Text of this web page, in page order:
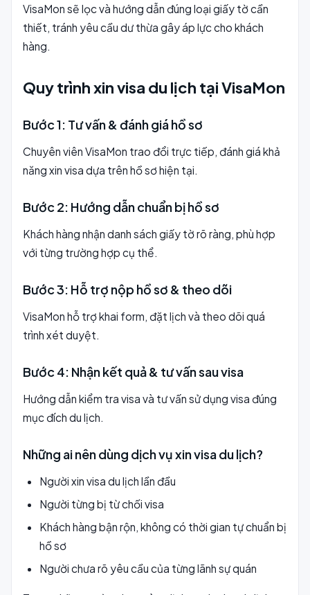
VisaMon sẽ lọc và hướng dẫn đúng loại giấy tờ cần
thiết, tránh yêu cầu dư thừa gây áp lực cho khách
hàng.
Quy trình xin visa du lịch tại VisaMon
Bước 1: Tư vấn & đánh giá hồ sơ
Chuyên viên VisaMon trao đổi trực tiếp, đánh giá khả
năng xin visa dựa trên hồ sơ hiện tại.
Bước 2: Hướng dẫn chuẩn bị hồ sơ
Khách hàng nhận danh sách giấy tờ rõ ràng, phù hợp
với từng trường hợp cụ thể.
Bước 3: Hỗ trợ nộp hồ sơ & theo dõi
VisaMon hỗ trợ khai form, đặt lịch và theo dõi quá
trình xét duyệt.
Bước 4: Nhận kết quả & tư vấn sau visa
Hướng dẫn kiểm tra visa và tư vấn sử dụng visa đúng
mục đích du lịch.
Những ai nên dùng dịch vụ xin visa du lịch?
Người xin visa du lịch lần đầu
Người từng bị từ chối visa
Khách hàng bận rộn, không có thời gian tự chuẩn bị
hồ sơ
Người chưa rõ yêu cầu của từng lãnh sự quán